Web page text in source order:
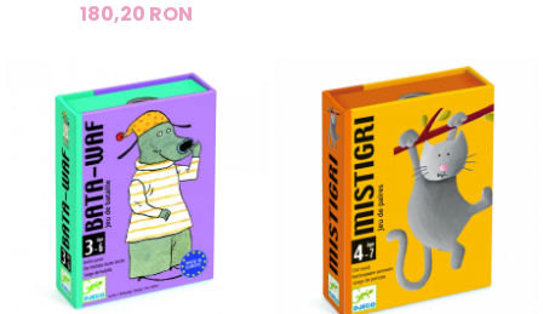
180,20 RON